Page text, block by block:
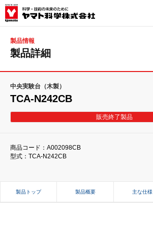
製品情報
製品詳細
中央実験台（木製）
TCA-N242CB
販売終了製品
商品コード：A002098CB
型式：TCA-N242CB
製品トップ 製品概要 主な仕様